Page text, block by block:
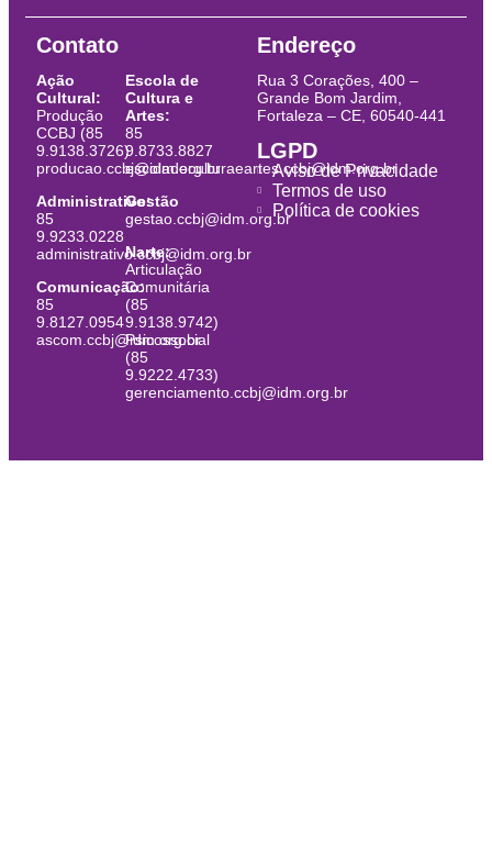
Contato
Ação
Cultural:
Produção
CCBJ (85
9.9138.3726)
producao.ccbj@idm.org.br
Administrativo:
85
9.9233.0228
administrativo.ccbj@idm.org.br
Comunicação:
85
9.8127.0954
ascom.ccbj@idm.org.br
Escola de
Cultura e
Artes:
85
9.8733.8827
escoladeculturaeartes.ccbj@idm.org.br
Gestão
gestao.ccbj@idm.org.br
Narte:
Articulação
Comunitária
(85
9.9138.9742)
Psicossocial
(85
9.9222.4733)
gerenciamento.ccbj@idm.org.br
Endereço
Rua 3 Corações, 400 –
Grande Bom Jardim,
Fortaleza – CE, 60540-441
LGPD
Aviso de Privacidade
Termos de uso
Política de cookies